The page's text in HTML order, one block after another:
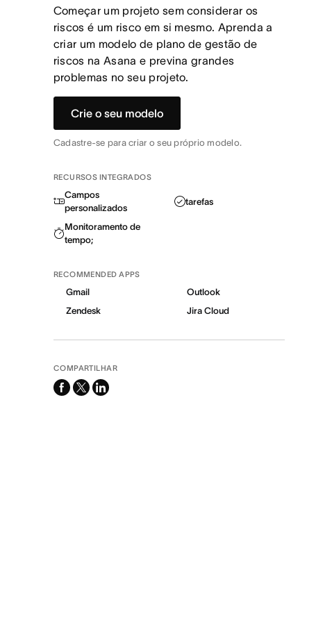
Começar um projeto sem considerar os
riscos é um risco em si mesmo. Aprenda a
criar um modelo de plano de gestão de
riscos na Asana e previna grandes
problemas no seu projeto.
Crie o seu modelo
Cadastre-se para criar o seu próprio modelo.
RECURSOS INTEGRADOS
Campos
personalizados
tarefas
Monitoramento de
tempo;
RECOMMENDED APPS
Gmail
Outlook
Zendesk
Jira Cloud
COMPARTILHAR
facebook
x-
linkedin